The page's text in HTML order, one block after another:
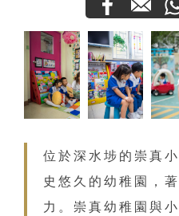
位於深水埗的崇真
史悠久的幼稚園，
力。崇真幼稚園與